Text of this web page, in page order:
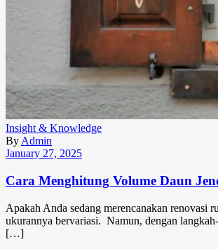
Insight & Knowledge
ByAdmin
January 27, 2025
Cara Menghitung Volume Daun
Apakah Anda sedang merencanakan renovasi
ukurannya bervariasi. Namun, dengan
[…]